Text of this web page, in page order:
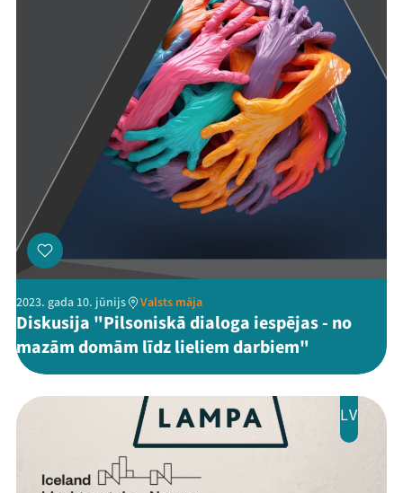
2023. gada 10. jūnijs Valsts māja
Diskusija "Pilsoniskā dialoga iespējas - no
mazām domām līdz lieliem darbiem"
LV